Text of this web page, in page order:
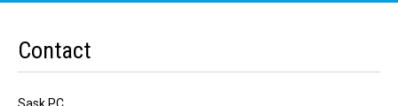
Contact